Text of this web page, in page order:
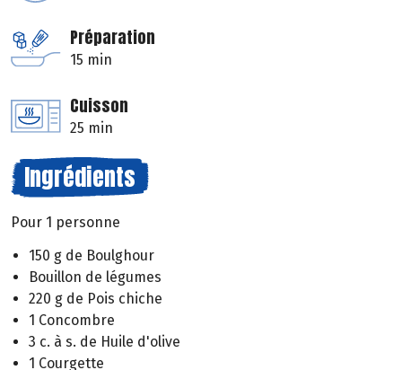
Préparation
15 min
Cuisson
25 min
Ingrédients
Pour 1 personne
150 g de Boulghour
Bouillon de légumes
220 g de Pois chiche
1 Concombre
3 c. à s. de Huile d'olive
1 Courgette